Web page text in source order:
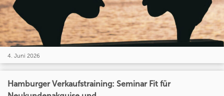
4. Juni 2026
Hamburger Verkaufstraining: Seminar Fit für